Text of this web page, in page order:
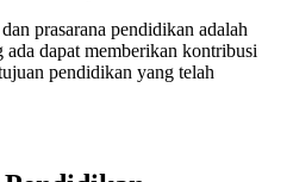
prasarana pendidikan adalah
ada dapat memberikan kontribusi
pendidikan yang telah